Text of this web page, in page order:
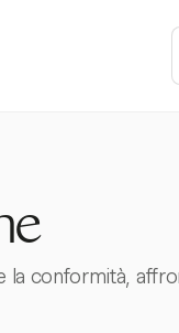
la conformità,